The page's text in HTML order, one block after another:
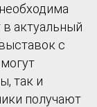
актуальный
с
так и
получают